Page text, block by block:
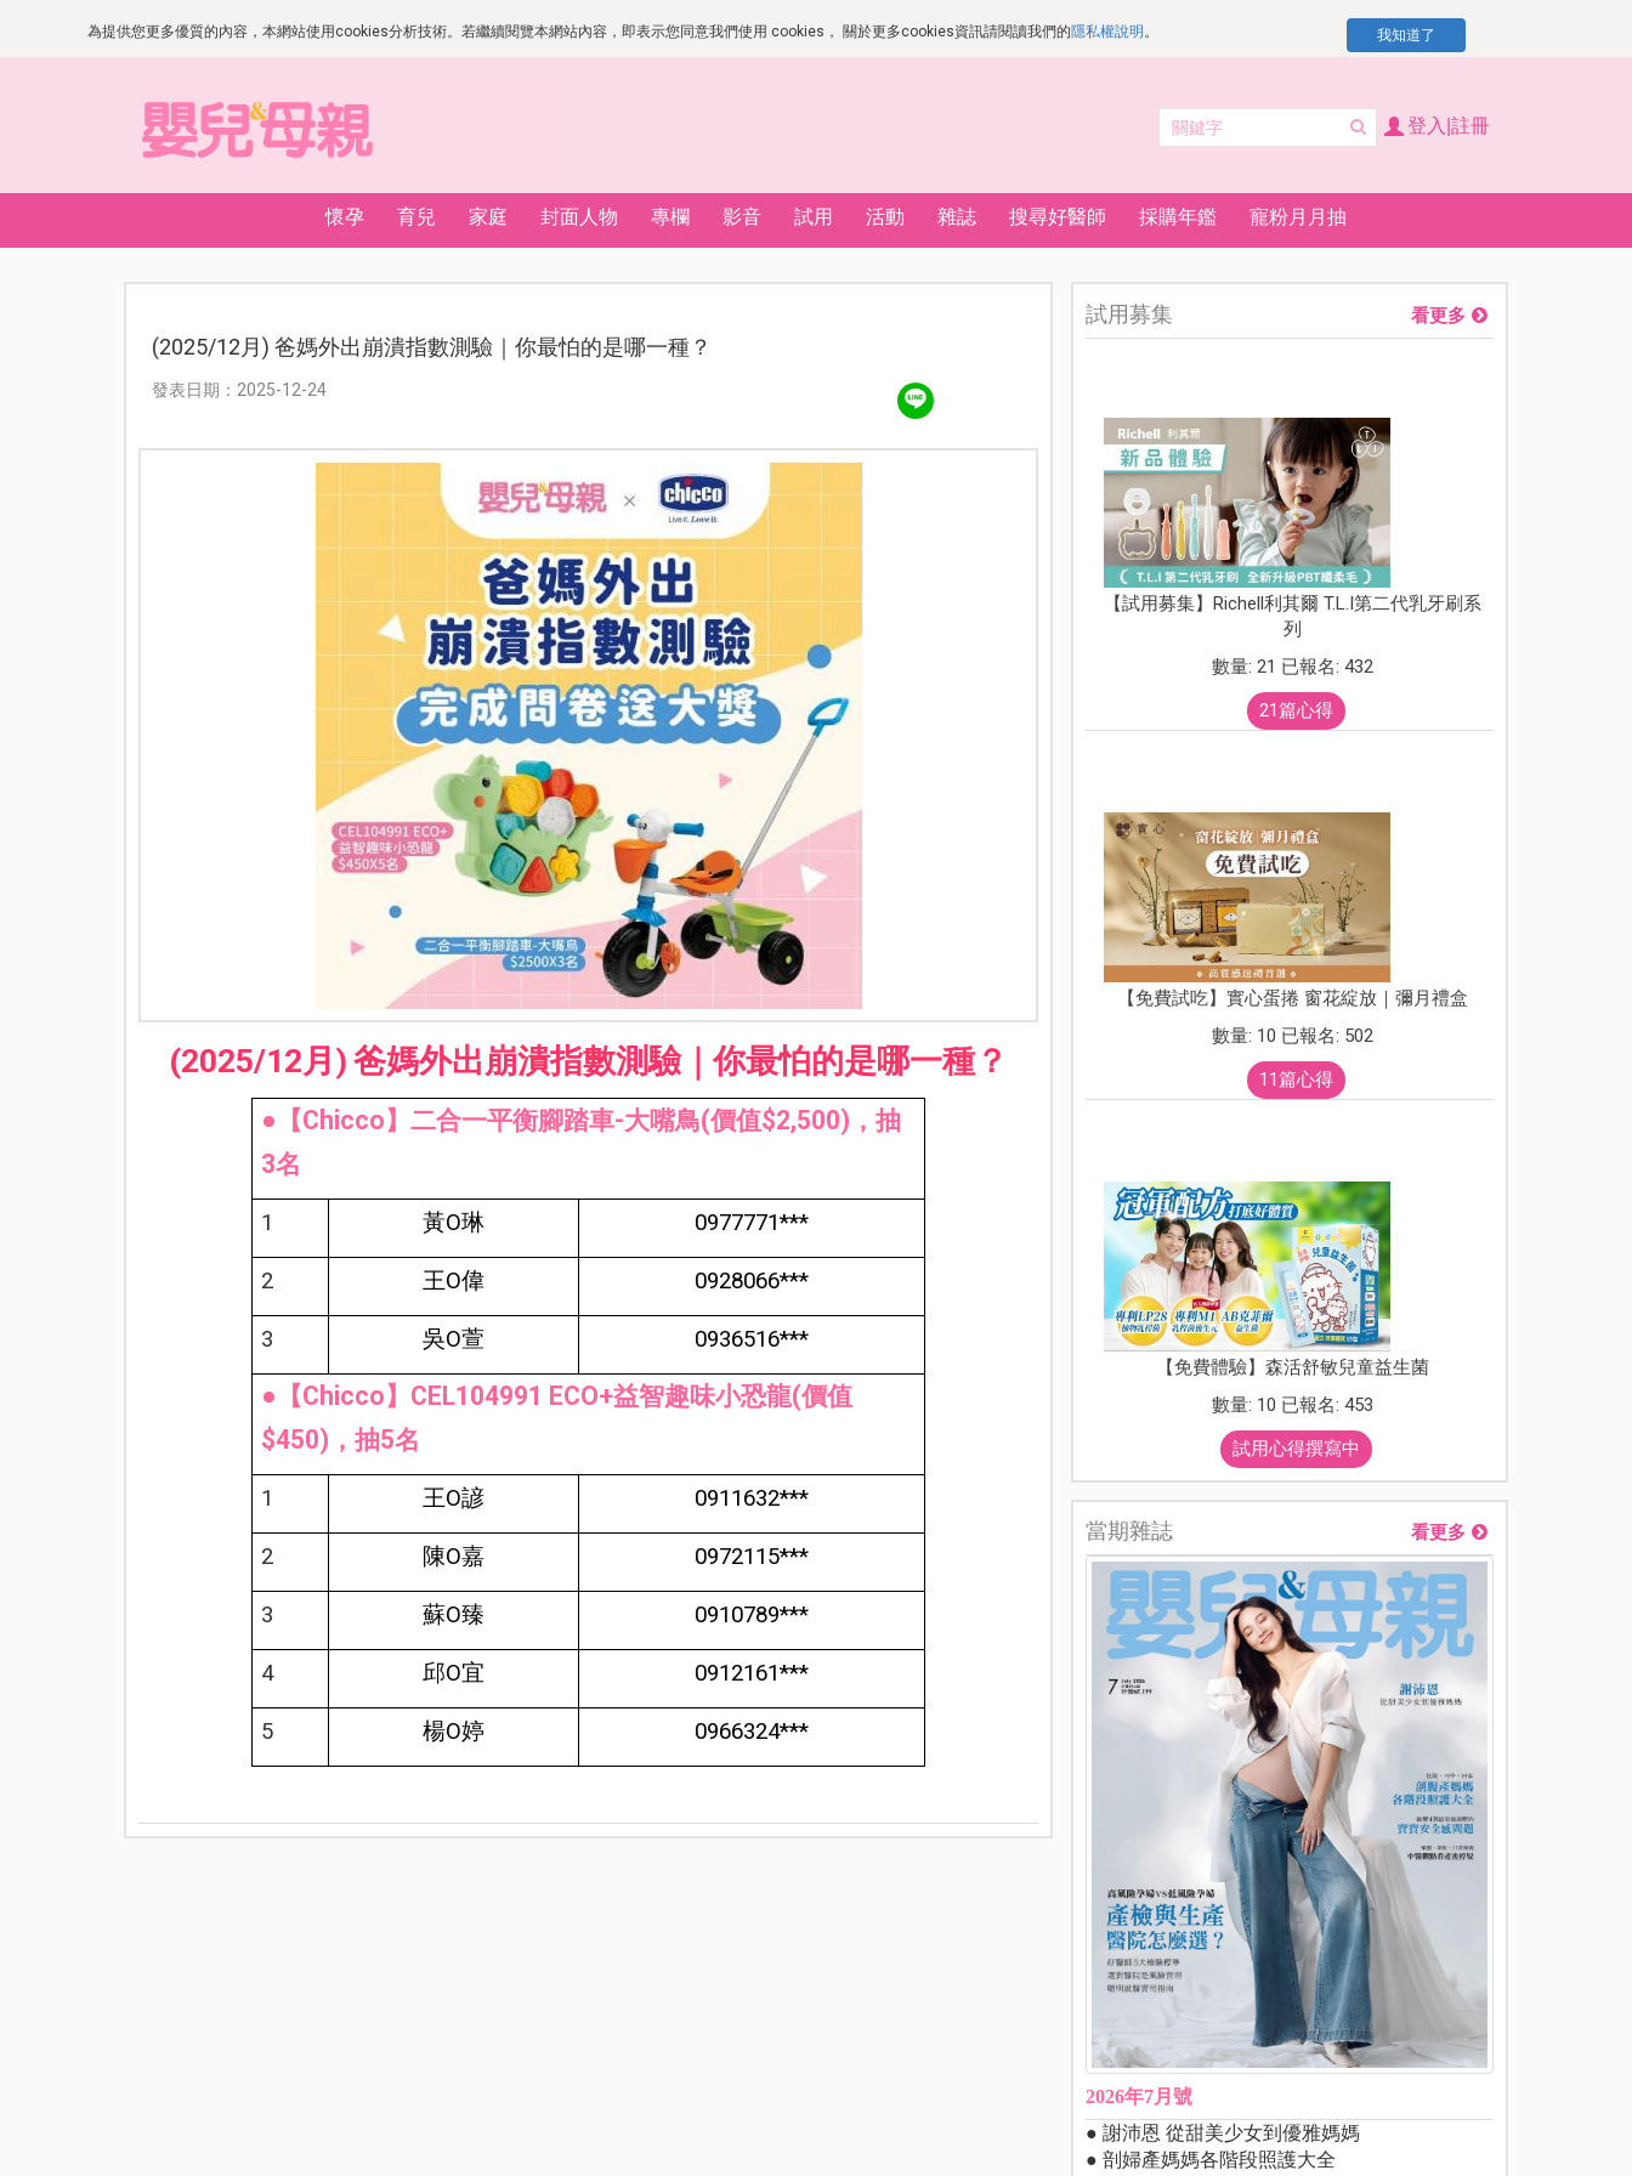
為提供您更多優質的內容，本網站使用cookies分析技術。若繼續閱覽本網站內容，即表示您同意我們使用 cookies， 關於更多cookies資訊請閱讀我們的隱私權說明 。 我知道了
登入|註冊
懷孕 育兒 家庭 封面人物 專欄 影音 試用 活動 雜誌 搜尋好醫師 採購年鑑 寵粉月月抽
(2025/12月) 爸媽外出崩潰指數測驗｜你最怕的是哪一種？
發表日期：2025-12-24
(2025/12月)爸媽外出崩潰指數測驗｜你最怕的是哪一種？
●【Chicco】二合一平衡腳踏車-大嘴鳥(價值$2,500)，抽
3名
1 黃O琳 0977771***
2 王O偉 0928066***
3 吳O萱 0936516***
●【Chicco】CEL104991 ECO+益智趣味小恐龍(價值
$450)，抽5名
1 王O諺 0911632***
2 陳O嘉 0972115***
3 蘇O臻 0910789***
4 邱O宜 0912161***
5 楊O婷 0966324***
試用募集 看更多
【試用募集】Richell利其爾 T.L.I第二代乳牙刷系
列
數量: 21 已報名: 432
21篇心得
【免費試吃】實心蛋捲 窗花綻放｜彌月禮盒
數量: 10 已報名: 502
11篇心得
【免費體驗】森活舒敏兒童益生菌
數量: 10 已報名: 453
試用心得撰寫中
當期雜誌 看更多
2026年7月號
● 謝沛恩 從甜美少女到優雅媽媽
● 剖婦產媽媽各階段照護大全